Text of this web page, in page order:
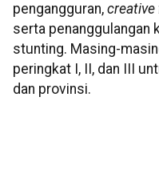
pengangguran, creative
serta penanggulangan
stunting. Masing-
peringkat I, II, dan III
dan provinsi.